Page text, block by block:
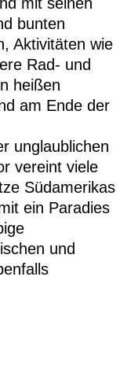
bunten
Aktivitäten wie
Rad- und
heißen
am Ende der
unglaublichen
vereint viele
Südamerikas
ein Paradies
und